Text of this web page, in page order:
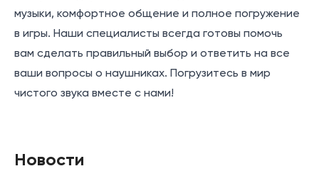
музыки, комфортное общение и полное погружение
в игры. Наши специалисты всегда готовы помочь
вам сделать правильный выбор и ответить на все
ваши вопросы о наушниках. Погрузитесь в мир
чистого звука вместе с нами!
Новости